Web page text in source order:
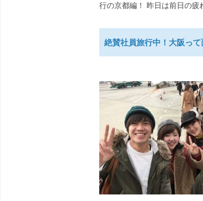
行の京都編！ 昨日は前日の
絶賛社員旅行中！大阪って